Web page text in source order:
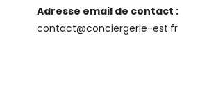
Adresse email de contact :
contact@conciergerie-est.fr